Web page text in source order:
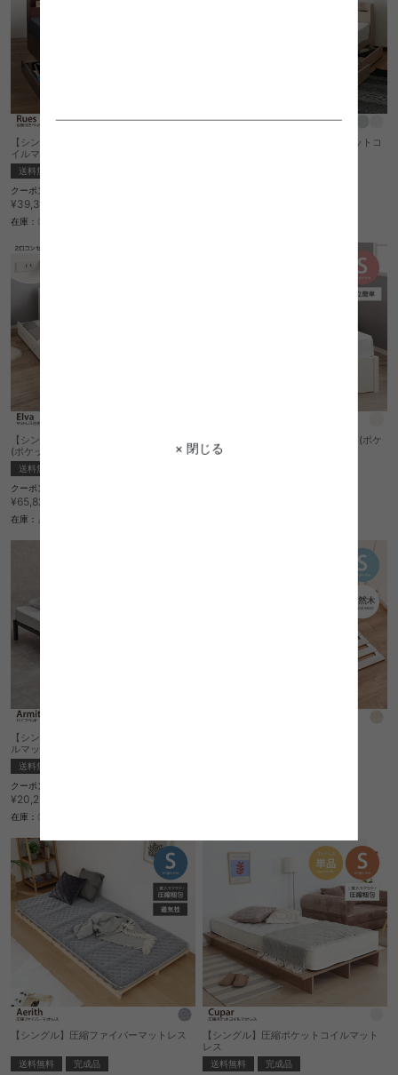
× 閉じる
【シングル】収納付きベッド(ポケットコ
イルマットレス付き)
送料無料
クーポン利用で
¥39,380→
在庫：〇
【シングル】収納付きベッド(ポケットコ
【シングル】コンセント&収納付きベッド
(ポケットコイルマットレス付き)
送料無料
クーポン利用で
¥65,820→
在庫：△
【シングル】コンセント付きベッド(ポケ
ットコイルマットレス付き)
【シングル】パイプベッド(ボンネルコイ
ルマットレス付き)
送料無料
クーポン利用で
¥20,230→
在庫：〇
【シングル】圧縮ファイバーマットレス
送料無料
完成品
【シングル】圧縮ポケットコイルマット
レス
送料無料 完成品